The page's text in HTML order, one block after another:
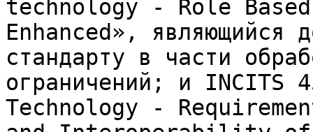
technology - Role
Enhanced», являющийся
стандарту в части
ограничений; и INCITS
Technology -